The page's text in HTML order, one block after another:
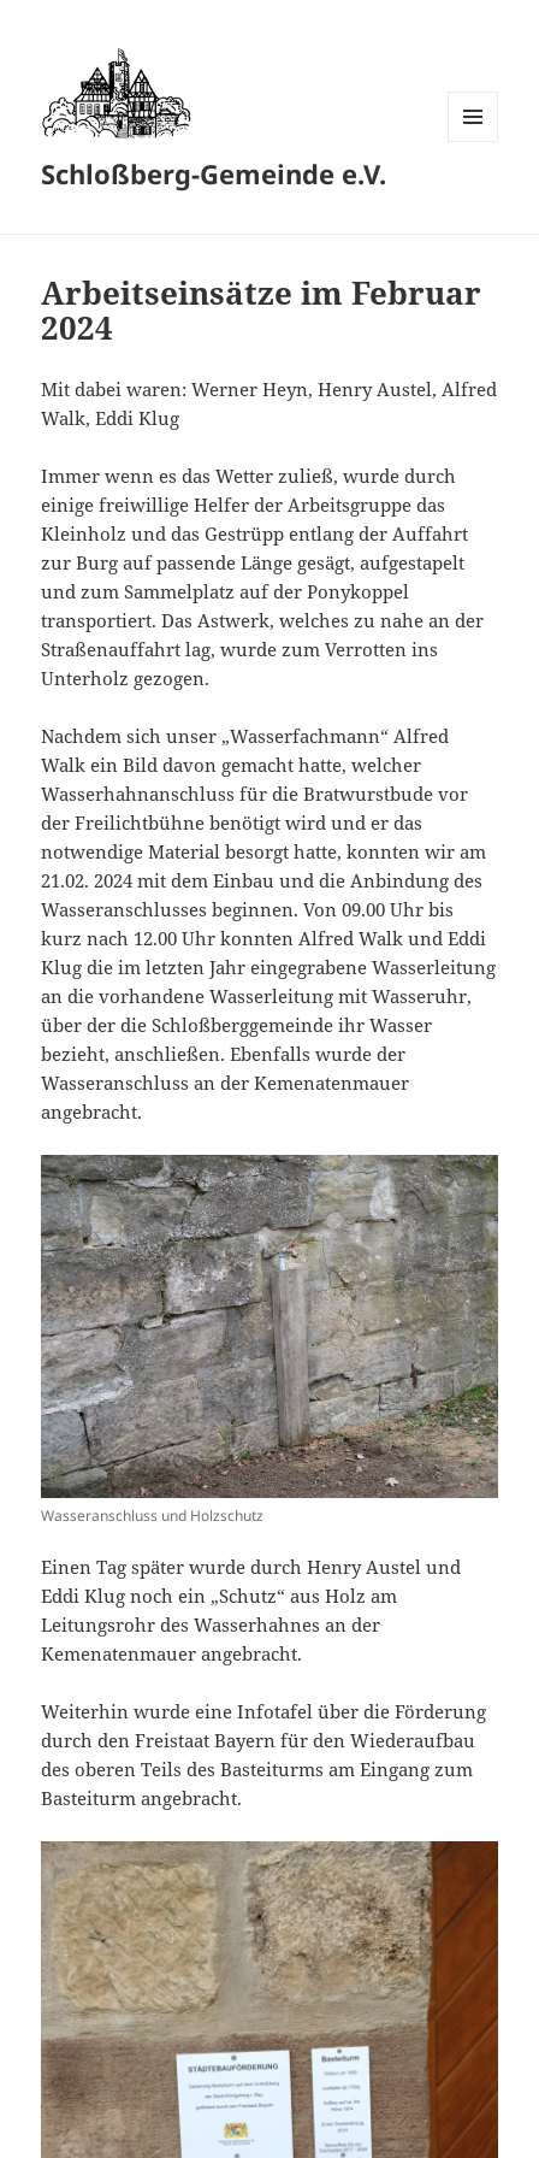
Schloßberg-Gemeinde e.V.
Arbeitseinsätze im Februar
2024
Mit dabei waren: Werner Heyn, Henry Austel, Alfred
Walk, Eddi Klug
Immer wenn es das Wetter zuließ, wurde durch
einige freiwillige Helfer der Arbeitsgruppe das
Kleinholz und das Gestrüpp entlang der Auffahrt
zur Burg auf passende Länge gesägt, aufgestapelt
und zum Sammelplatz auf der Ponykoppel
transportiert. Das Astwerk, welches zu nahe an der
Straßenauffahrt lag, wurde zum Verrotten ins
Unterholz gezogen.
Nachdem sich unser „Wasserfachmann“ Alfred
Walk ein Bild davon gemacht hatte, welcher
Wasserhahnanschluss für die Bratwurstbude vor
der Freilichtbühne benötigt wird und er das
notwendige Material besorgt hatte, konnten wir am
21.02. 2024 mit dem Einbau und die Anbindung des
Wasseranschlusses beginnen. Von 09.00 Uhr bis
kurz nach 12.00 Uhr konnten Alfred Walk und Eddi
Klug die im letzten Jahr eingegrabene Wasserleitung
an die vorhandene Wasserleitung mit Wasseruhr,
über der die Schloßberggemeinde ihr Wasser
bezieht, anschließen. Ebenfalls wurde der
Wasseranschluss an der Kemenatenmauer
angebracht.
Wasseranschluss und Holzschutz
Einen Tag später wurde durch Henry Austel und
Eddi Klug noch ein „Schutz“ aus Holz am
Leitungsrohr des Wasserhahnes an der
Kemenatenmauer angebracht.
Weiterhin wurde eine Infotafel über die Förderung
durch den Freistaat Bayern für den Wiederaufbau
des oberen Teils des Basteiturms am Eingang zum
Basteiturm angebracht.